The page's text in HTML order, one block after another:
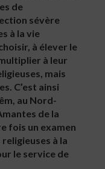
de
sévère
à la vie
à élever le
à leur
mais
C’est ainsi
au Nord-
de la
fois un examen
à la
le service de